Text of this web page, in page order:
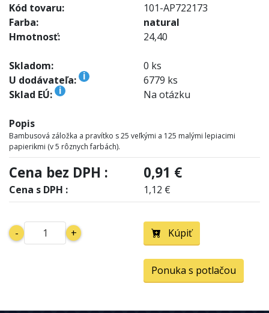
Kód tovaru:
101-AP722173
Farba:
natural
Hmotnosť:
24,40
Skladom:
0 ks
U dodávateľa:
i
6779 ks
Sklad EÚ:
i Na otázku
Popis
Bambusová záložka a pravítko s 25 veľkými a 125 malými lepiacimi
papierikmi (v 5 rôznych farbách).
Cena bez DPH : 0,91 €
Cena s DPH : 1,12 €
- + Kúpiť
Ponuka s potlačou